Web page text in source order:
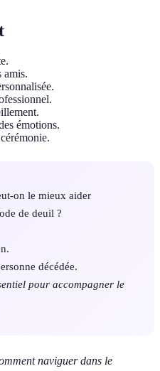
amis.
émotions.
on le mieux aider
de deuil ?
décédée.
pour accompagner le
naviguer dans le